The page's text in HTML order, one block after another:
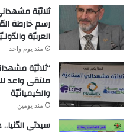
ثلاثيّة
رسم خارطة
العربيّة
منذ يوم واحد
“ثلاثيّة
ملتقى واعد
والكيميائيّة
منذ يومين
سيدتي